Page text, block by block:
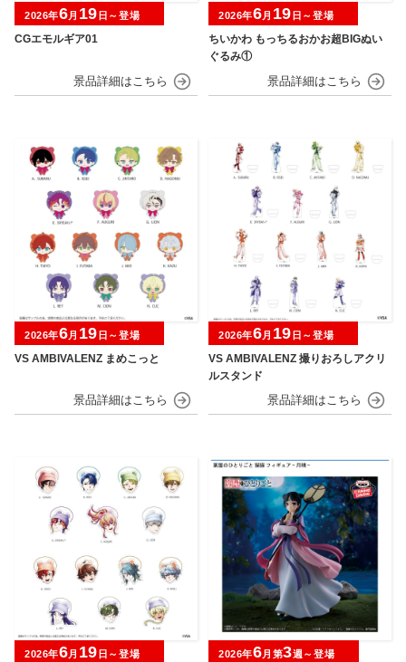
CGエモルギア01
2026年6月 19 日～登場
ちいかわ もっちるおかお超BIGぬい
ぐるみ①
2026年6月 19 日～登場
VS AMBIVALENZ まめこっと
2026年6月 19 日～登場
VS AMBIVALENZ 撮りおろしアクリ
ルスタンド
2026年6月 19 日～登場
2026年6月 19 日～登場 2026年6月第3週～登場